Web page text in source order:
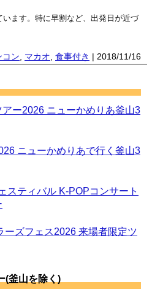
ます。特に早割など、出発日が近づ
コン マカオ 食事付き | 2018/11/16
ー2026 ニューかめりあ釜山3
ニューかめりあで行く釜山3
スティバル K-POPコンサート
ーズフェス2026 来場者限定ツ
(釜山を除く)